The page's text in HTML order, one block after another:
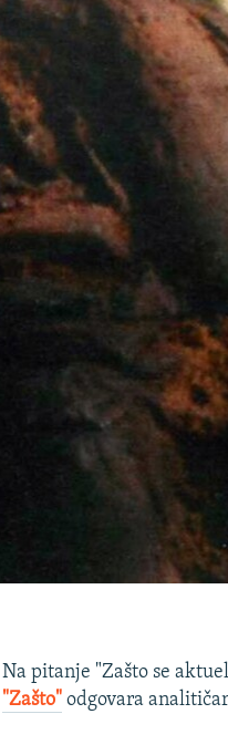
Na pitanje "Zašto se
"Zašto" odgovara